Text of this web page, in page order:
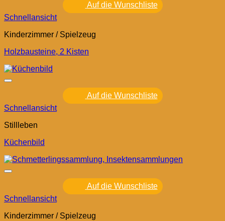
Auf die Wunschliste
Schnellansicht
Kinderzimmer / Spielzeug
Holzbausteine, 2 Kisten
Auf die Wunschliste
Schnellansicht
Stillleben
Küchenbild
Auf die Wunschliste
Schnellansicht
Kinderzimmer / Spielzeug